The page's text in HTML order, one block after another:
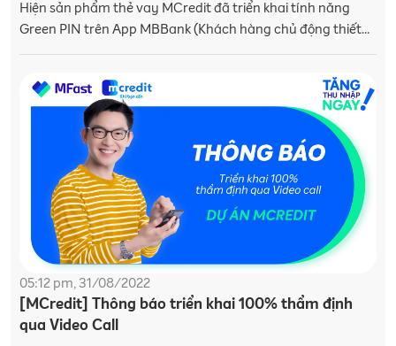
Hiện sản phẩm thẻ vay MCredit đã triển khai tính năng
Green PIN trên App MBBank (Khách hàng chủ động thiết
05:12 pm, 31/08/2022
[MCredit] Thông báo triển khai 100% thẩm định
qua Video Call